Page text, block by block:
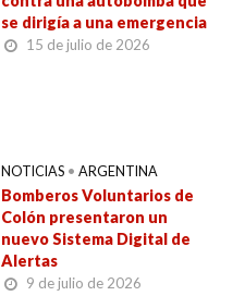
se dirigía a una emergencia
15 de julio de 2026
NOTICIAS • ARGENTINA
Bomberos Voluntarios de
Colón presentaron un
nuevo Sistema Digital de
Alertas
9 de julio de 2026